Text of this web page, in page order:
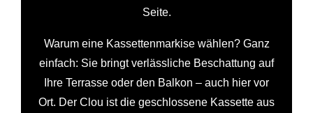
Seite.
Warum eine Kassettenmarkise wählen? Ganz
einfach: Sie bringt verlässliche Beschattung auf
Ihre Terrasse oder den Balkon – auch hier vor
Ort. Der Clou ist die geschlossene Kassette aus